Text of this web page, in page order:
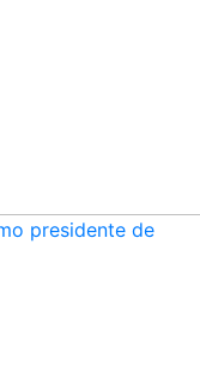
presidente de